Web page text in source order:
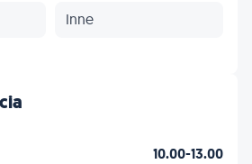
Inne
10.00-13.00